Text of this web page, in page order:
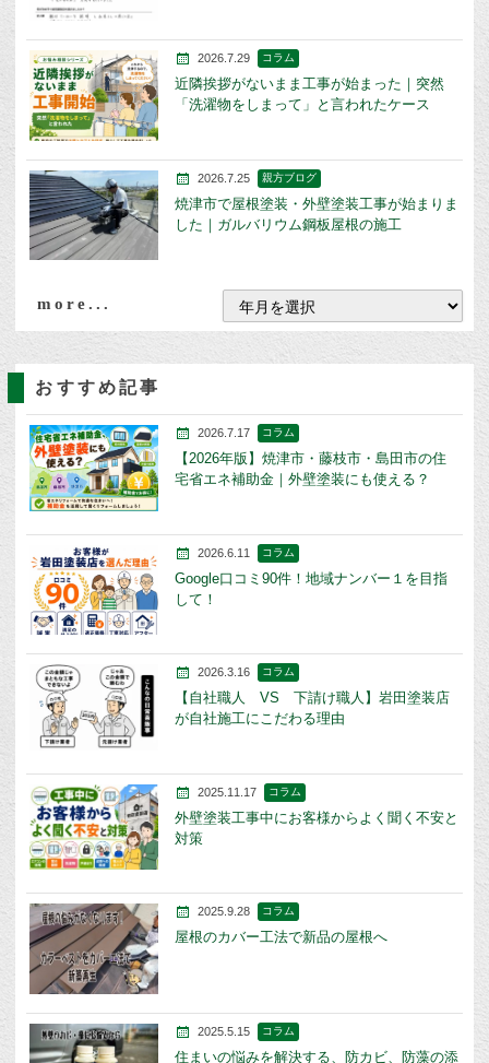
2026.7.29 コラム
近隣挨拶がないまま工事が始まった｜突然
「洗濯物をしまって」と言われたケース
2026.7.25 親方ブログ
焼津市で屋根塗装・外壁塗装工事が始まりま
した｜ガルバリウム鋼板屋根の施工
more...
おすすめ記事
2026.7.17 コラム
【2026年版】焼津市・藤枝市・島田市の住
宅省エネ補助金｜外壁塗装にも使える？
2026.6.11 コラム
Google口コミ90件！地域ナンバー１を目指
して！
2026.3.16 コラム
【自社職人 VS 下請け職人】岩田塗装店
が自社施工にこだわる理由
2025.11.17 コラム
外壁塗装工事中にお客様からよく聞く不安と
対策
2025.9.28 コラム
屋根のカバー工法で新品の屋根へ
2025.5.15 コラム
住まいの悩みを解決する、防カビ、防藻の添